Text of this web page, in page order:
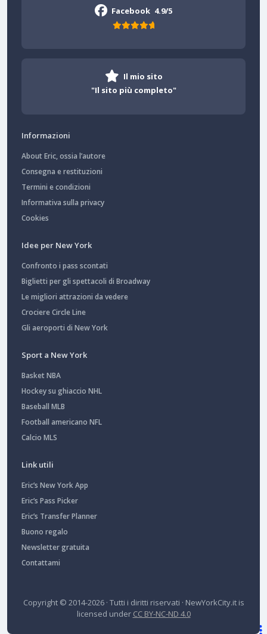
Facebook 4.9/5
Il mio sito
"Il sito più completo"
Informazioni
About Eric, ossia l’autore
Consegna e restituzioni
Termini e condizioni
Informativa sulla privacy
Cookies
Idee per New York
Confronto i pass scontati
Biglietti per gli spettacoli di Broadway
Le migliori attrazioni da vedere
Crociere Circle Line
Gli aeroporti di New York
Sport a New York
Basket NBA
Hockey su ghiaccio NHL
Baseball MLB
Football americano NFL
Calcio MLS
Link utili
Eric’s New York App
Eric’s Pass Picker
Eric’s Transfer Planner
Buono regalo
Newsletter gratuita
Contattami
Copyright © 2014-2026 · Tutti i diritti riservati · NewYorkCity.itis
licensed under CC BY-NC-ND 4.0